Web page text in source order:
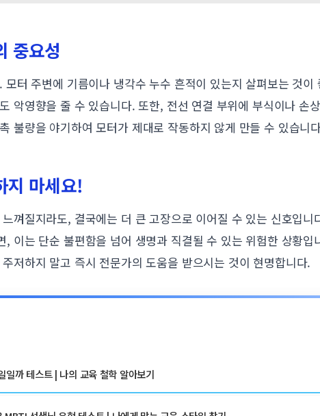
중요성
터 주변에 기름이나 냉각수 누수 흔적이 있는지 살펴보는 것이
악영향을 줄 수 있습니다. 또한, 전선 연결 부위에 부식이나 손
불량을 야기하여 모터가 제대로 작동하지 않게 만들 수 있습니
지 마세요!
껴질지라도, 결국에는 더 큰 고장으로 이어질 수 있는 신호입니
이는 단순 불편함을 넘어 생명과 직결될 수 있는 위험한 상황입
저하지 말고 즉시 전문가의 도움을 받으시는 것이 현명합니다.
일까 테스트 | 나의 교육 철학 알아보기